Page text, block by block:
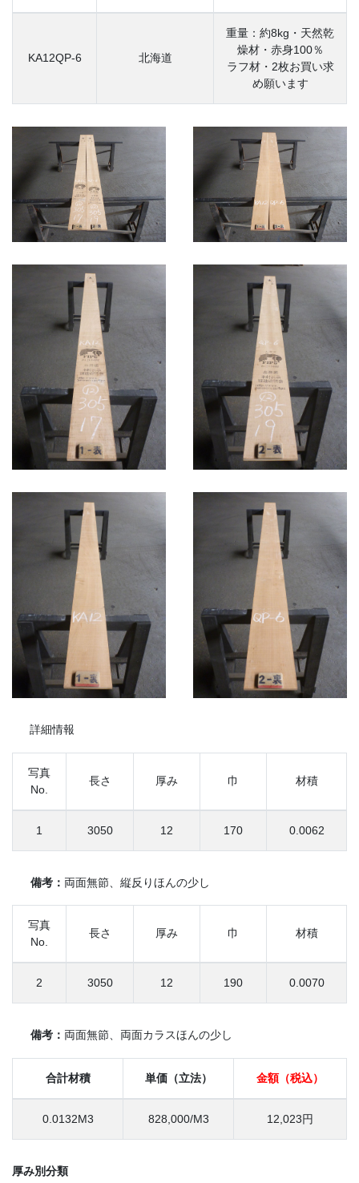
KA12QP-6 北海道
重量：約8kg・天然乾
燥材・赤身100％
ラフ材・2枚お買い求
め願います
詳細情報
写真
No.
長さ 厚み 巾 材積
1 3050 12 170 0.0062
備考： 両面無節、縦反りほんの少し
写真
No.
長さ 厚み 巾 材積
2 3050 12 190 0.0070
備考： 両面無節、両面カラスほんの少し
合計材積 単価（立法） 金額（税込）
0.0132M3 828,000/M3 12,023円
厚み別分類